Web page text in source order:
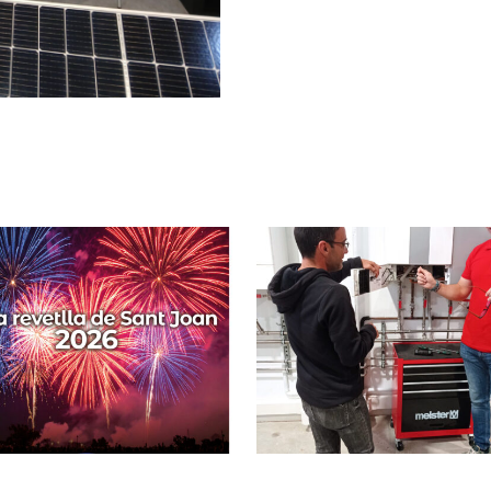
Formació al WOLF
Campus
Festa Major de